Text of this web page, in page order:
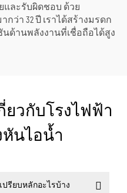
และรับผิดชอบ ด้วย
ว่า 32 ปี เราได้สร้างมรดก
ด้านพลังงานที่เชื่อถือได้สูง
วกับโรงไฟฟ้า
นไอน้ำ
รียบหลักอะไรบ้าง